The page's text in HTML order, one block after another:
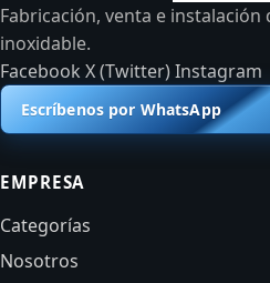
Fabricación, venta e instalación
inoxidable.
FacebookX (Twitter)Instagram
Escríbenos por WhatsApp
EMPRESA
Categorías
Nosotros